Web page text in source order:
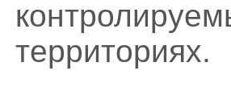
территориях.